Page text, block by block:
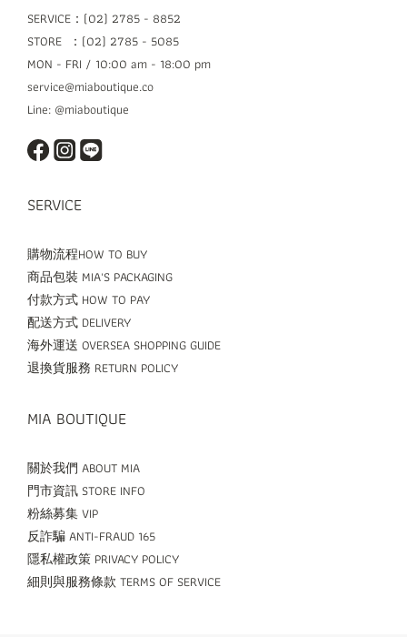
SERVICE：(02) 2785 - 8852
STORE ：(02) 2785 - 5085
MON - FRI / 10:00 am - 18:00 pm
service@miaboutique.co
Line: @miaboutique
SERVICE
購物流程HOW TO BUY
商品包裝 MIA'S PACKAGING
付款方式 HOW TO PAY
配送方式 DELIVERY
海外運送 OVERSEA SHOPPING GUIDE
退換貨服務 RETURN POLICY
MIA BOUTIQUE
關於我們 ABOUT MIA
門市資訊 STORE INFO
粉絲募集 VIP
反詐騙 ANTI-FRAUD 165
隱私權政策 PRIVACY POLICY
細則與服務條款 TERMS OF SERVICE